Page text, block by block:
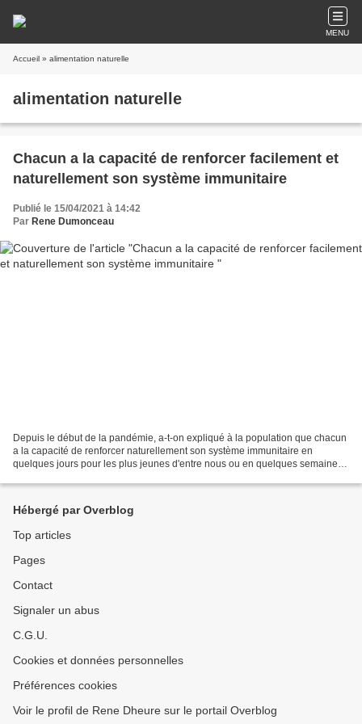
MENU
Accueil » alimentation naturelle
alimentation naturelle
Chacun a la capacité de renforcer facilement et
naturellement son système immunitaire
Publié le 15/04/2021 à 14:42
Par Rene Dumonceau
Depuis le début de la pandémie, a-t-on expliqué à la population que chacun
a la capacité de renforcer naturellement son système immunitaire en
quelques jours pour les plus jeunes d'entre nous ou en quelques semaines
Hébergé par Overblog
Top articles
Pages
Contact
Signaler un abus
C.G.U.
Cookies et données personnelles
Préférences cookies
Voir le profil de Rene Dheure sur le portail Overblog